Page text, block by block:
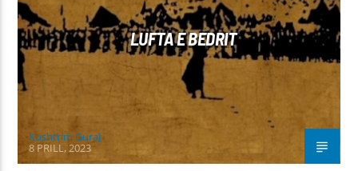
PROBLEME SHPIRTËRORE & SHOQËRORE
LUFTA E BEDRIT
Kushtrim Guraj
8 PRILL, 2023